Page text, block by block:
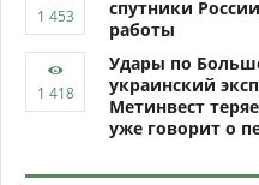
спутники
работы
Удары по
украинский
Метинвест
уже говорит о